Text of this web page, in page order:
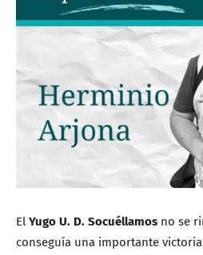
El Yugo U. D. Socuéllamos no se
conseguía una importante